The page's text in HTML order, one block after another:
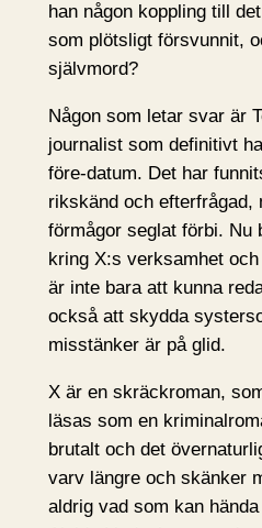
han någon koppling till
som plötsligt försvunnit,
självmord?
Någon som letar svar är
journalist som definitivt
före-datum. Det har
rikskänd och efterfrågad,
förmågor seglat förbi. Nu
kring X:s verksamhet
är inte bara att kunna
också att skydda
misstänker är på glid.
X är en skräckroman,
läsas som en
brutalt och det
varv längre och skänker
aldrig vad som kan